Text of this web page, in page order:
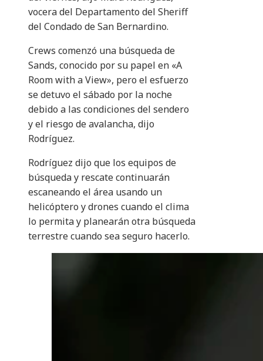
vocera del Departamento del Sheriff
del Condado de San Bernardino.
Crews comenzó una búsqueda de
Sands, conocido por su papel en «A
Room with a View», pero el esfuerzo
se detuvo el sábado por la noche
debido a las condiciones del sendero
y el riesgo de avalancha, dijo
Rodríguez.
Rodríguez dijo que los equipos de
búsqueda y rescate continuarán
escaneando el área usando un
helicóptero y drones cuando el clima
lo permita y planearán otra búsqueda
terrestre cuando sea seguro hacerlo.